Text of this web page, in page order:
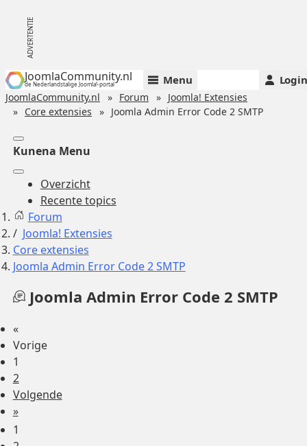
JoomlaCommunity.nl
de Nederlandstalige Joomla!-portal Menu Login
JoomlaCommunity.nl Forum
Joomla! Extensies
Core extensies
Joomla Admin Error Code 2 SMTP
Kunena Menu
Overzicht
Recente topics
Forum
Joomla! Extensies
Core extensies
Joomla Admin Error Code 2 SMTP
Joomla Admin Error Code 2 SMTP
«
Vorige
1
2
Volgende
»
1